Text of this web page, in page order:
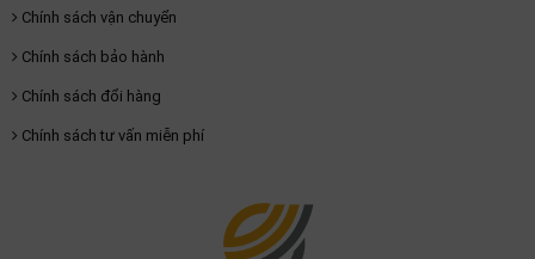
Chính sách vận chuyển
Chính sách bảo hành
Chính sách đổi hàng
Chính sách tư vấn miễn phí